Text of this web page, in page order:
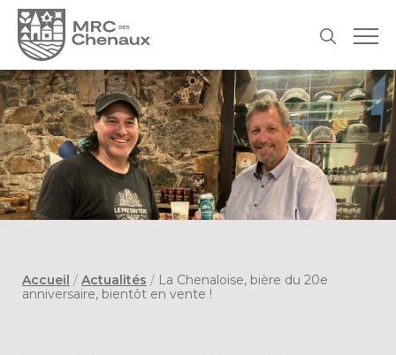
Accueil / Actualités / La Chenaloise, bière du 20e
anniversaire, bientôt en vente !